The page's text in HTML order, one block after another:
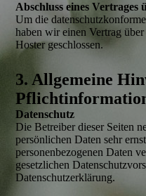
Abschluss eines
Um die
haben wir einen Vertrag
Hoster geschlossen.
3. Allgemeine
Datenschutz
Die Betreiber dieser Seiten
persönlichen Daten sehr
personenbezogenen Daten
gesetzlichen
Datenschutzerklärung.